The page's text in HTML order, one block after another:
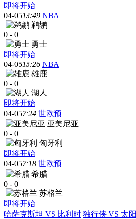
即将开始
04-0513:49 NBA
鹈鹕
0 - 0
勇士
即将开始
04-0515:26 NBA
雄鹿
0 - 0
湖人
即将开始
04-057:24 世欧预
亚美尼亚
0 - 0
匈牙利
即将开始
04-057:18 世欧预
希腊
0 - 0
苏格兰
即将开始
哈萨克斯坦 VS 比利时 独行侠 VS 太阳